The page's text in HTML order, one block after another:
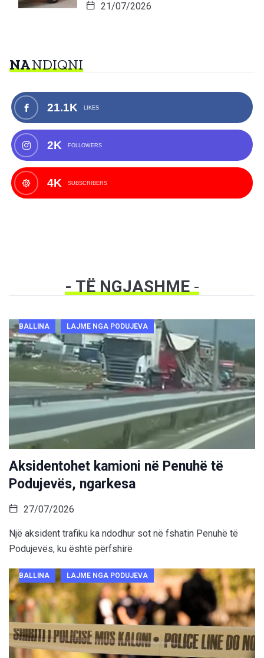
21/07/2026
NANDIQNI
21.1K LIKES
2K FOLLOWERS
4K SUBSCRIBERS
- TË NGJASHME-
BALLINA LAJME NGA PODUJEVA
Aksidentohet kamioni në Penuhë të
Podujevës, ngarkesa
27/07/2026
Një aksident trafiku ka ndodhur sot në fshatin Penuhë të
Podujevës, ku është përfshirë
BALLINA LAJME NGA PODUJEVA